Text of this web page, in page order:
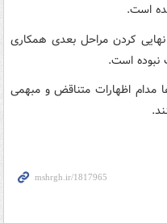
است.
با ۲ طرف برای نهایی کردن مراحل بعدی همکاری
نبوده است.
مدام اظهارات متناقض و مبهمی